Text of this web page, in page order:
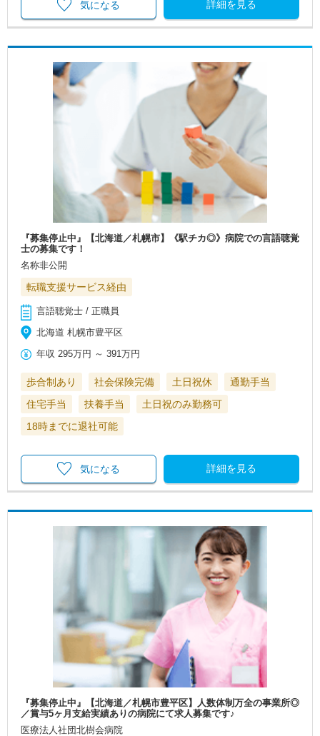
詳細を見る
気になる
『募集停止中』【北海道／札幌市】《駅チカ◎》病院での言語聴覚
士の募集です！
名称非公開
転職支援サービス経由
言語聴覚士 / 正職員
北海道 札幌市豊平区
年収 295万円 ～391万円
歩合制あり 社会保険完備 土日祝休
通勤手当
住宅手当
扶養手当
土日祝のみ勤務可
18時までに退社可能
詳細を見る
気になる
『募集停止中』【北海道／札幌市豊平区】人数体制万全の事業所◎
／賞与5ヶ月支給実績ありの病院にて求人募集です♪
医療法人社団北樹会病院